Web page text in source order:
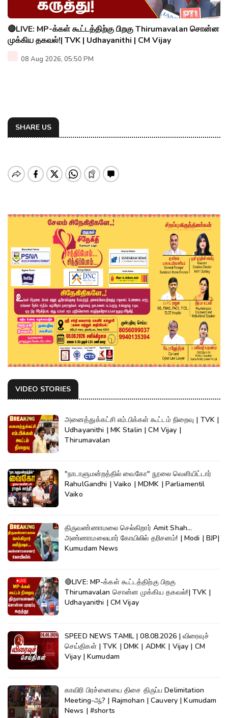
🔴LIVE: MP-க்கள் கூட்டத்திற்கு பிறகு Thirumavalan சொன்ன
முக்கிய தகவல்!| TVK | Udhayanithi | CM Vijay
08 Aug 2026, 05:50 PM
SHARE US
VIDEO STORIES
அனைத்துக்கட்சி எம்.பிக்கள் கூட்டம் நிறைவு | TVK |
Udhayanithi | MK Stalin | CM Vijay |
Thirumavalan
"நாடாளுமன்றத்தில் வைகோ" நூலை வெளியிட்டார்
RahulGandhi | Vaiko | MDMK | Parliamentil
Vaiko
திருவண்ணாமலை செல்கிறார் Amit Shah...
அண்ணாமலையார் கோயிலில் தரிசனம்! | Modi | BJP|
Kumudam News
🔴LIVE: MP-க்கள் கூட்டத்திற்கு பிறகு
Thirumavalan சொன்ன முக்கிய தகவல்!| TVK |
Udhayanithi | CM Vijay
SPEED NEWS TAMIL | 08.08.2026 | விரைவுச்
செய்திகள் | TVK | DMK | ADMK | Vijay | CM
Vijay | Kumudam
காவிரி பிரச்னையை திசை திருப்ப Delimitation
Meeting-ஆ? | Rajmohan | Cauvery | Kumudam
News | #shorts